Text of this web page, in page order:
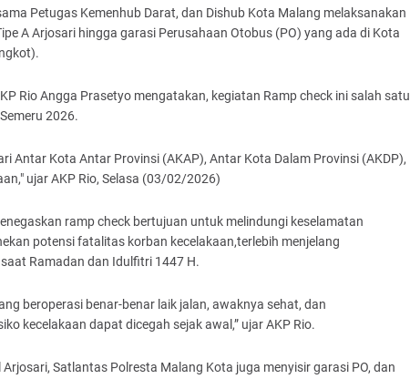
Petugas Kemenhub Darat, dan Dishub Kota Malang melaksanakan
A Arjosari hingga garasi Perusahaan Otobus (PO) yang ada di Kota
Rio Angga Prasetyo mengatakan, kegiatan Ramp check ini salah satu
2026.
Antar Kota Antar Provinsi (AKAP), Antar Kota Dalam Provinsi (AKDP),
ujar AKP Rio, Selasa (03/02/2026)
ramp check bertujuan untuk melindungi keselamatan
potensi fatalitas korban kecelakaan,terlebih menjelang
Ramadan dan Idulfitri 1447 H.
beroperasi benar-benar laik jalan, awaknya sehat, dan
kecelakaan dapat dicegah sejak awal,” ujar AKP Rio.
Satlantas Polresta Malang Kota juga menyisir garasi PO, dan